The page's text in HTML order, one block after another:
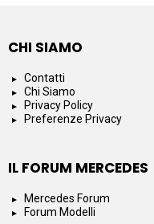
CHI SIAMO
Contatti
Chi Siamo
Privacy Policy
Preferenze Privacy
IL FORUM MERCEDES
Mercedes Forum
Forum Modelli